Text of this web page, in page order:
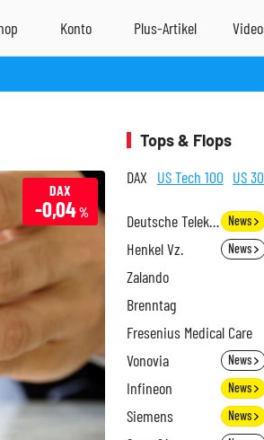
DAX
-0,04%
Tops & Flops
DAX US Tech 100 US 30
Deutsche Telekom News
Henkel Vz. News
Zalando
Brenntag
Fresenius Medical Care
Vonovia News
Infineon News
Siemens News